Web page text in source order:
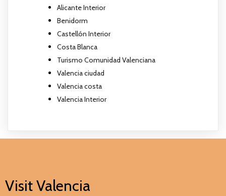
Alicante Interior
Benidorm
Castellón Interior
Costa Blanca
Turismo Comunidad Valenciana
Valencia ciudad
Valencia costa
Valencia Interior
Visit Valencia